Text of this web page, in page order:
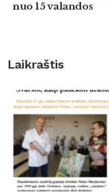
nuo 15 valandos
Laikraštis